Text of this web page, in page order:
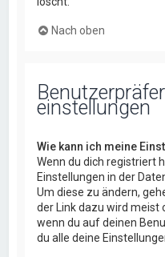
Nach oben
einstellungen
Wie kann ich meine
Wenn du dich registriert
Einstellungen in der
Um diese zu ändern,
der Link dazu wird meist
wenn du auf deinen
du alle deine